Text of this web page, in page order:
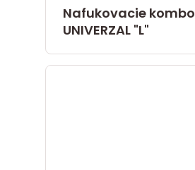
Nafukovacie kombo
UNIVERZAL "L"